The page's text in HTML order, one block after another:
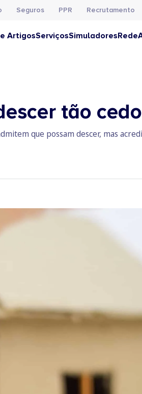
Seguros PPR Recrutamento
ArtigosServiçosSimuladoresRede
tão cedo
que possam descer, mas